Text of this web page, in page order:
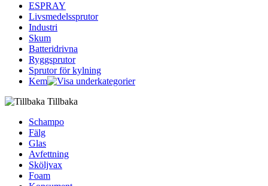
ESPRAY
Livsmedelssprutor
Industri
Skum
Batteridrivna
Ryggsprutor
Sprutor för kylning
Kem
Tillbaka
Schampo
Fälg
Glas
Avfettning
Sköljvax
Foam